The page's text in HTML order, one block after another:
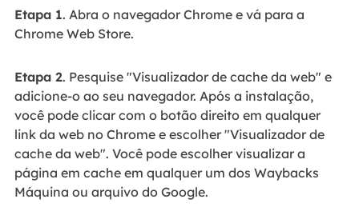
Etapa 1. Abra o navegador Chrome e vá para a
Chrome Web Store.
Etapa 2. Pesquise "Visualizador de cache da web" e
adicione-o ao seu navegador. Após a instalação,
você pode clicar com o botão direito em qualquer
link da web no Chrome e escolher "Visualizador de
cache da web". Você pode escolher visualizar a
página em cache em qualquer um dos Waybacks
Máquina ou arquivo do Google.